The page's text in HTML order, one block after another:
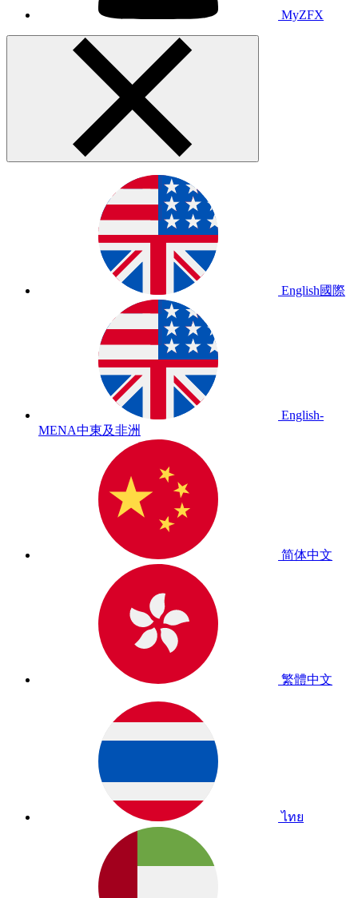
MyZFX
English國際
English-
MENA中東及非洲
简体中文
繁體中文
ไทย